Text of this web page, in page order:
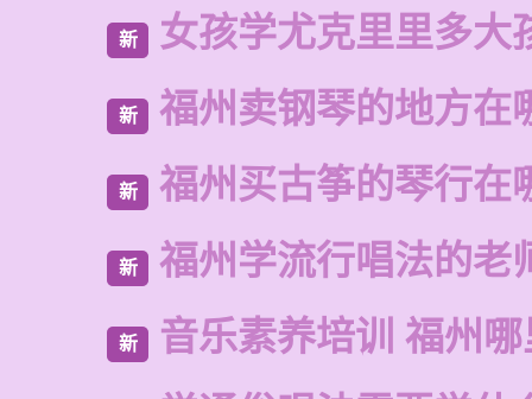
新 女孩学尤克里里多大
新 福州卖钢琴的地方在
新 福州买古筝的琴行在
新 福州学流行唱法的老
新
音乐素养培训 福州